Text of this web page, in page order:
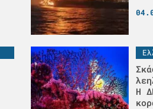
H